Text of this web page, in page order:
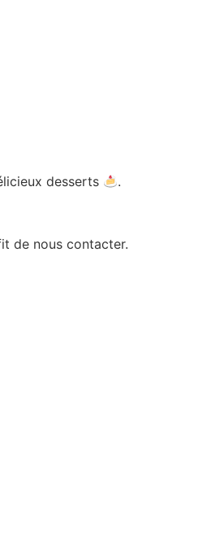
desserts
.
de nous contacter.